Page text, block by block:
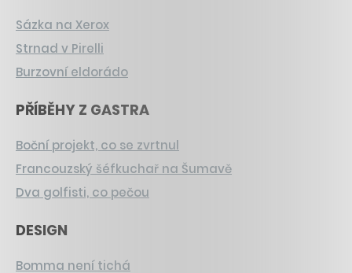
Sázka na Xerox
Strnad v Pirelli
Burzovní eldorádo
PŘÍBĚHY Z GASTRA
Boční projekt, co se zvrtnul
Francouzský šéfkuchař na Šumavě
Dva golfisti, co pečou
DESIGN
Bomma není tichá